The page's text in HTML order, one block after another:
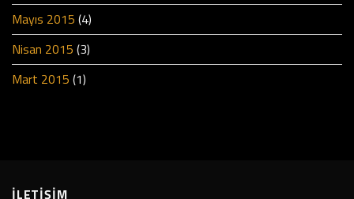
Mayıs 2015 (4)
Nisan 2015 (3)
Mart 2015 (1)
İLETİŞİM